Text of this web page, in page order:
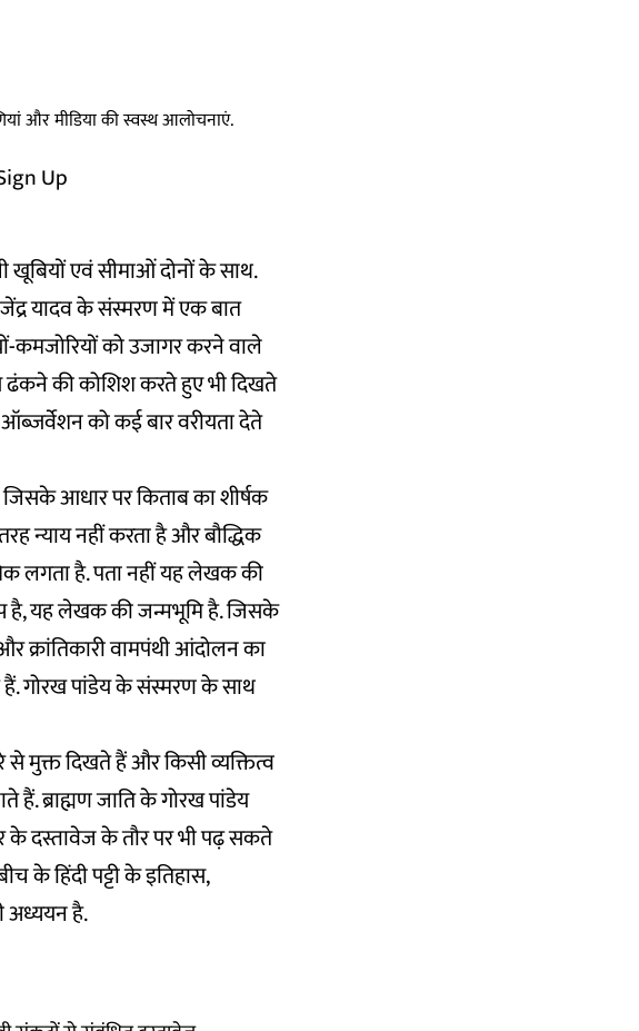
और मीडिया की स्वस्थ आलोचनाएं.
Up
खूबियों एवं सीमाओं दोनों के साथ.
यादव के संस्मरण में एक बात
को उजागर करने वाले
ढंकने की कोशिश करते हुए भी दिखते
को कई बार वरीयता देते
आधार पर किताब का शीर्षक
न्याय नहीं करता है और बौद्धिक
लगता है. पता नहीं यह लेखक की
है, यह लेखक की जन्मभूमि है. जिसके
क्रांतिकारी वामपंथी आंदोलन का
हैं. गोरख पांडेय के संस्मरण के साथ
मुक्त दिखते हैं और किसी व्यक्तित्व
ब्राह्मण जाति के गोरख पांडेय
के दस्तावेज के तौर पर भी पढ़ सकते
के हिंदी पट्टी के इतिहास,
अध्ययन है.